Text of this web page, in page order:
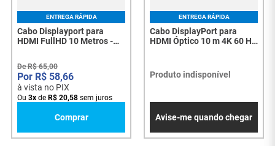
ENTREGA RÁPIDA
Cabo Displayport para
HDMI FullHD 10 Metros -
DeR$ 65,00
R$ 58,66
à vista no PIX
Ou 3x de R$ 20,58 sem juros
Comprar
ENTREGA RÁPIDA
Cabo DisplayPort para
HDMI Óptico 10 m 4K 60 Hz
Produto indisponível
Avise-me quando chegar